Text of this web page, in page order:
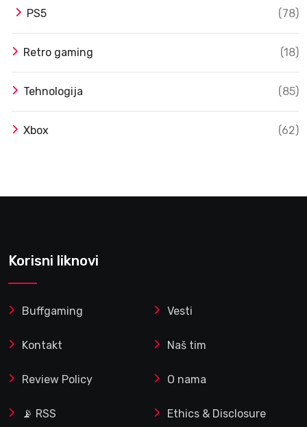
PS5 (78)
Retro gaming (18)
Tehnologija (85)
Xbox (62)
Korisni liknovi
Buffgaming Vesti
Kontakt Naš tim
Review Policy O nama
📡 RSS
Ethics & Disclosure